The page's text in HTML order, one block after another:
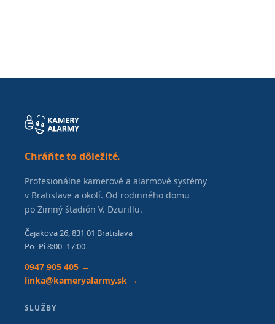
Chráňte to dôležité.
Profesionálne kamerové a alarmové systémy
v Bratislave a okolí. Od rodinného domu
po Zimný štadión V. Dzurillu.
Čajakova 26, 831 01 Bratislava
Po–Pi 8:00–17:00
0947 905 405 →
linka@kameryalarmy.sk →
SLUŽBY